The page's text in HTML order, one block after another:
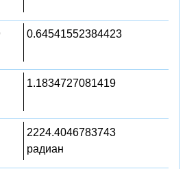
0.64541552384423
1.1834727081419
2224.4046783743
радиан